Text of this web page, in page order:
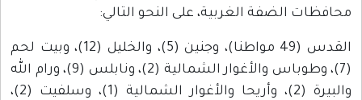
محافظات الضفة الغربية، على النحو التالي:
القدس (49 مواطنا)، وجنين (5)، والخليل (12)، وبيت لحم
(7)، وطوباس والأغوار الشمالية (2)، ونابلس (9)، ورام الله
والبيرة (2)، وأريحا والأغوار الشمالية (1)، وسلفيت (2)،